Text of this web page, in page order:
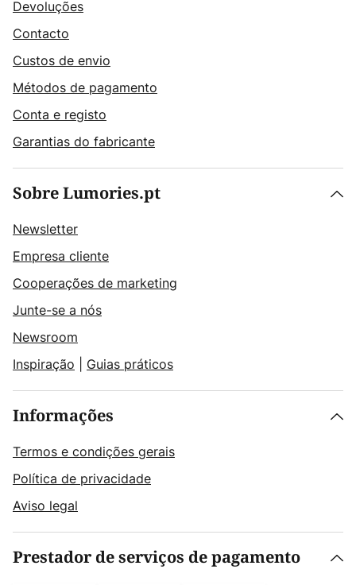
Devoluções
Contacto
Custos de envio
Métodos de pagamento
Conta e registo
Garantias do fabricante
Sobre Lumories.pt
Newsletter
Empresa cliente
Cooperações de marketing
Junte-se a nós
Newsroom
Inspiração
Guias práticos
Informações
Termos e condições gerais
Política de privacidade
Aviso legal
Prestador de serviços de pagamento